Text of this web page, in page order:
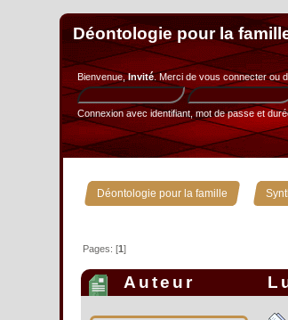
Déontologie pour la
Bienvenue,Invité. Merci devous connecterou
Connexion avec identifiant, mot de passe et
Déontologie pour la famille »
Pages: [1]
Auteur